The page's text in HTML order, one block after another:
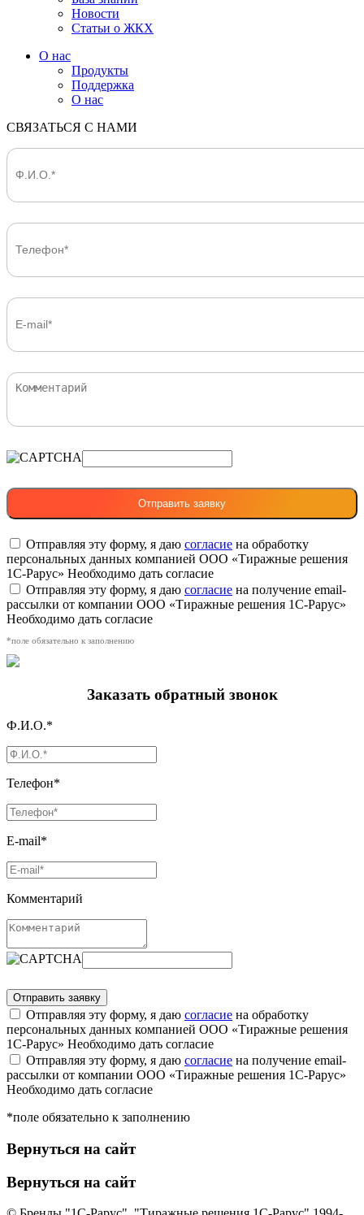
Новости
Статьи о ЖКХ
О нас
Продукты
Поддержка
О нас
СВЯЗАТЬСЯ С НАМИ
Отправляя эту форму, я даю согласие на обработку
персональных данных компанией ООО «Тиражные решения
1С-Рарус» Необходимо дать согласие
Отправляя эту форму, я даю согласие на получение email-
рассылки от компании ООО «Тиражные решения 1С-Рарус»
Необходимо дать согласие
*поле обязательно к заполнению
Заказать обратный звонок
Ф.И.О.*
Телефон*
E-mail*
Комментарий
Отправляя эту форму, я даю согласие на обработку
персональных данных компанией ООО «Тиражные решения
1С-Рарус» Необходимо дать согласие
Отправляя эту форму, я даю согласие на получение email-
рассылки от компании ООО «Тиражные решения 1С-Рарус»
Необходимо дать согласие
*поле обязательно к заполнению
Вернуться на сайт
Вернуться на сайт